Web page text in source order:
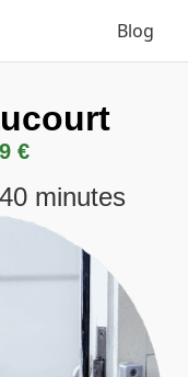
Blog
€
minutes